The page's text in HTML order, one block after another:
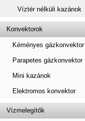
Víztér nélküli kazánok
Konvektorok
Kéményes gázkonvektor
Parapetes gázkonvektor
Mini kazánok
Elektromos konvektor
Vízmelegítők